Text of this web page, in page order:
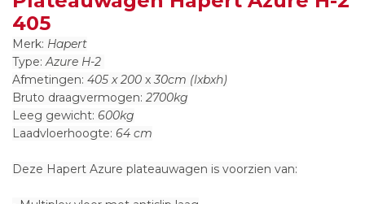
405
Merk: Hapert
Type:Azure H-2
Afmetingen: 405 x 200 x 30cm (lxbxh)
Bruto draagvermogen: 2700kg
Leeg gewicht: 600kg
Laadvloerhoogte: 64 cm
Deze Hapert Azure plateauwagen is voorzien van: